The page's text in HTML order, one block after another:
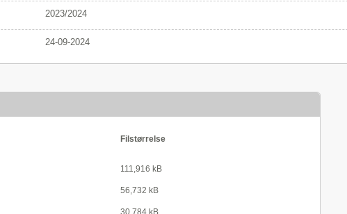
2023/2024
24-09-2024
Filstørrelse
111,916 kB
56,732 kB
30,784 kB